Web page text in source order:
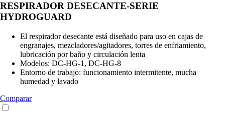
RESPIRADOR DESECANTE-SERIE
HYDROGUARD
El respirador desecante está diseñado para uso en cajas de
engranajes, mezcladores/agitadores, torres de enfriamiento,
lubricación por baño y circulación lenta
Modelos: DC-HG-1, DC-HG-8
Entorno de trabajo: funcionamiento intermitente, mucha
humedad y lavado
Comparar